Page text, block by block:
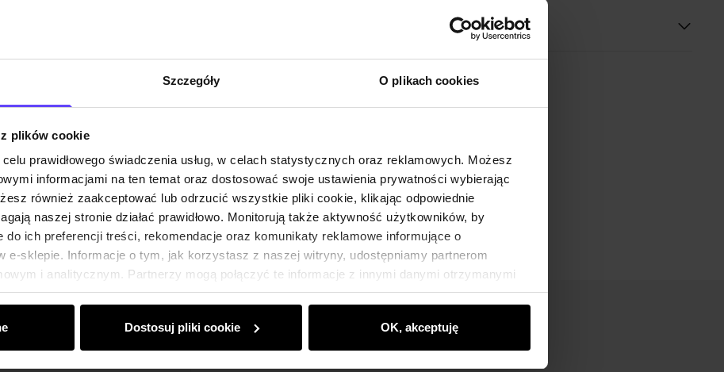
Szczegóły O plikach cookies
plików cookie
prawidłowego świadczenia usług, w celach statystycznych oraz reklamowych. Możesz
informacjami na ten temat oraz dostosować swoje ustawienia prywatności wybierając
również zaakceptować lub odrzucić wszystkie pliki cookie, klikając odpowiednie
naszej stronie działać prawidłowo. Monitorują także aktywność użytkowników, by
do ich preferencji treści, rekomendacje oraz komunikaty reklamowe informujące o
e-sklepie. Informacje o tym, jak korzystasz z naszej witryny, udostępniamy partnerom
i analitycznym. Partnerzy mogą połączyć te informacje z innymi danymi otrzymanymi
korzystania z ich usług.
Dostosuj pliki cookie OK, akceptuję
Klub Klienta Ochnik